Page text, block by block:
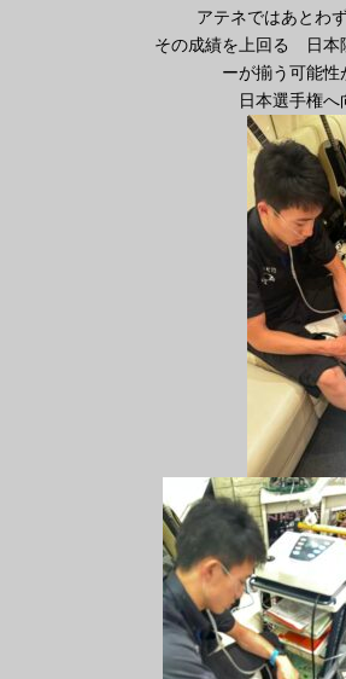
アテネではあとわ
その成績を上回る 日
ーが揃う可能性
日本選手権